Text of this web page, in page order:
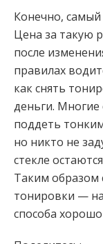
Конечно, самый
Цена за такую
после
правилах
как снять
деньги. Многие
поддеть
но никто не
стекле
Таким образом
тонировки —
способа